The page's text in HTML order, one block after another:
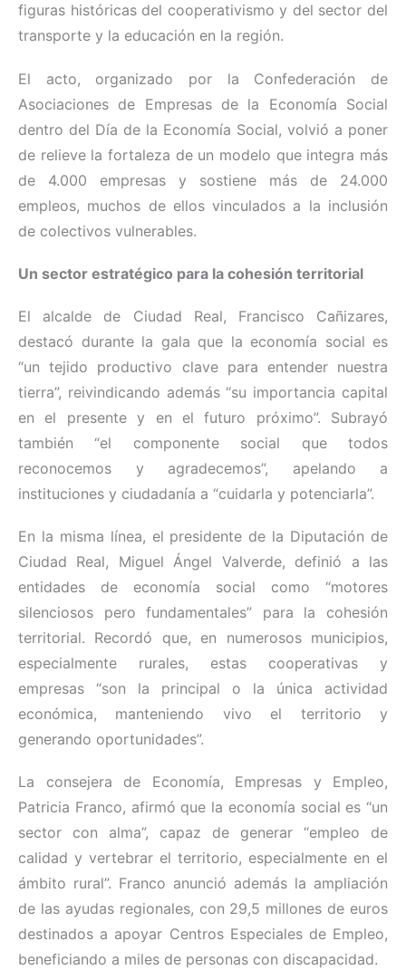
figuras históricas del cooperativismo y del sector del
transporte y la educación en la región.
El acto, organizado por la Confederación de
Asociaciones de Empresas de la Economía Social
dentro del Día de la Economía Social, volvió a poner
de relieve la fortaleza de un modelo que integra más
de 4.000 empresas y sostiene más de 24.000
empleos, muchos de ellos vinculados a la inclusión
de colectivos vulnerables.
Un sector estratégico para la cohesión territorial
El alcalde de Ciudad Real, Francisco Cañizares,
destacó durante la gala que la economía social es
“un tejido productivo clave para entender nuestra
tierra”, reivindicando además “su importancia capital
en el presente y en el futuro próximo”. Subrayó
también “el componente social que todos
reconocemos y agradecemos”, apelando a
instituciones y ciudadanía a “cuidarla y potenciarla”.
En la misma línea, el presidente de la Diputación de
Ciudad Real, Miguel Ángel Valverde, definió a las
entidades de economía social como “motores
silenciosos pero fundamentales” para la cohesión
territorial. Recordó que, en numerosos municipios,
especialmente rurales, estas cooperativas y
empresas “son la principal o la única actividad
económica, manteniendo vivo el territorio y
generando oportunidades”.
La consejera de Economía, Empresas y Empleo,
Patricia Franco, afirmó que la economía social es “un
sector con alma”, capaz de generar “empleo de
calidad y vertebrar el territorio, especialmente en el
ámbito rural”. Franco anunció además la ampliación
de las ayudas regionales, con 29,5 millones de euros
destinados a apoyar Centros Especiales de Empleo,
beneficiando a miles de personas con discapacidad.